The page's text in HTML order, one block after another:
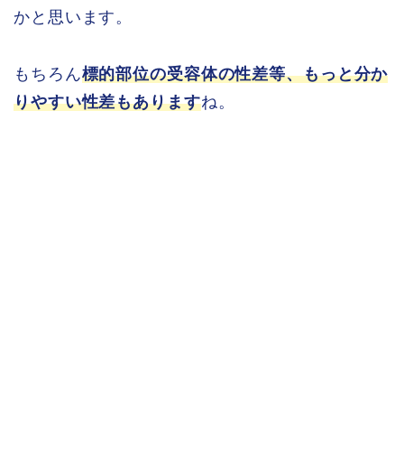
かと思います。
もちろん標的部位の受容体の性差等、もっと分か
りやすい性差もありますね。